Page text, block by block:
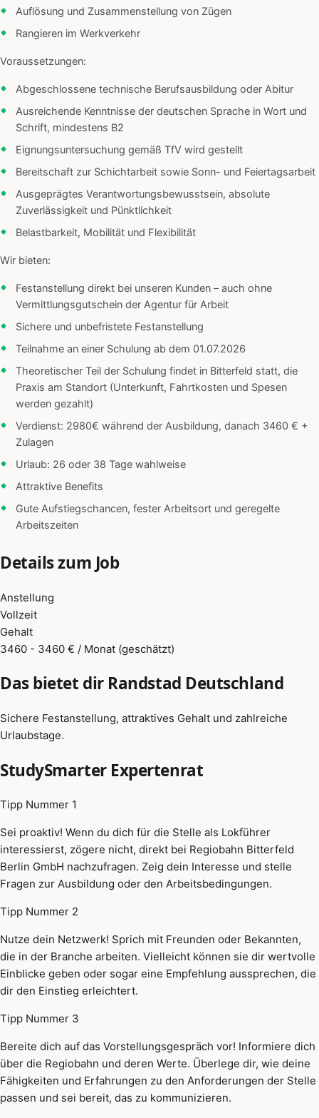
Auflösung und Zusammenstellung von Zügen
Rangieren im Werkverkehr
Voraussetzungen:
Abgeschlossene technische Berufsausbildung oder Abitur
Ausreichende Kenntnisse der deutschen Sprache in Wort und
Schrift, mindestens B2
Eignungsuntersuchung gemäß TfV wird gestellt
Bereitschaft zur Schichtarbeit sowie Sonn- und Feiertagsarbeit
Ausgeprägtes Verantwortungsbewusstsein, absolute
Zuverlässigkeit und Pünktlichkeit
Belastbarkeit, Mobilität und Flexibilität
Wir bieten:
Festanstellung direkt bei unseren Kunden – auch ohne
Vermittlungsgutschein der Agentur für Arbeit
Sichere und unbefristete Festanstellung
Teilnahme an einer Schulung ab dem 01.07.2026
Theoretischer Teil der Schulung findet in Bitterfeld statt, die
Praxis am Standort (Unterkunft, Fahrtkosten und Spesen
werden gezahlt)
Verdienst: 2980€ während der Ausbildung, danach 3460 € +
Zulagen
Urlaub: 26 oder 38 Tage wahlweise
Attraktive Benefits
Gute Aufstiegschancen, fester Arbeitsort und geregelte
Arbeitszeiten
Details zum Job
Anstellung
Vollzeit
Gehalt
3460 - 3460 € / Monat (geschätzt)
Das bietet dir Randstad Deutschland
Sichere Festanstellung, attraktives Gehalt und zahlreiche
Urlaubstage.
StudySmarter Expertenrat
Tipp Nummer 1
Sei proaktiv! Wenn du dich für die Stelle als Lokführer
interessierst, zögere nicht, direkt bei Regiobahn Bitterfeld
Berlin GmbH nachzufragen. Zeig dein Interesse und stelle
Fragen zur Ausbildung oder den Arbeitsbedingungen.
Tipp Nummer 2
Nutze dein Netzwerk! Sprich mit Freunden oder Bekannten,
die in der Branche arbeiten. Vielleicht können sie dir wertvolle
Einblicke geben oder sogar eine Empfehlung aussprechen, die
dir den Einstieg erleichtert.
Tipp Nummer 3
Bereite dich auf das Vorstellungsgespräch vor! Informiere dich
über die Regiobahn und deren Werte. Überlege dir, wie deine
Fähigkeiten und Erfahrungen zu den Anforderungen der Stelle
passen und sei bereit, das zu kommunizieren.